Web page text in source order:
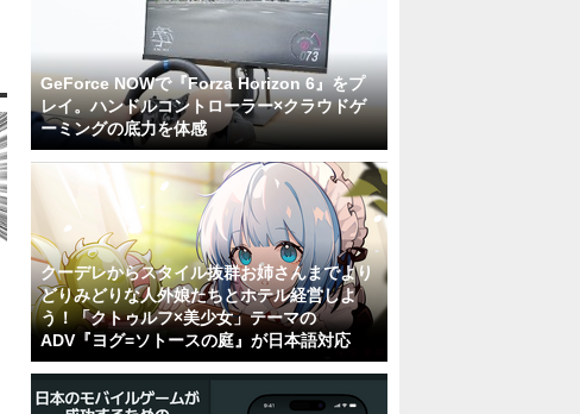
GeForce NOWで『Forza Horizon 6』をプ
レイ。ハンドルコントローラー×クラウドゲ
ーミングの底力を体感
クーデレからスタイル抜群お姉さんまでより
どりみどりな人外娘たちとホテル経営しよ
う！「クトゥルフ×美少女」テーマの
ADV『ヨグ=ソトースの庭』が日本語対応